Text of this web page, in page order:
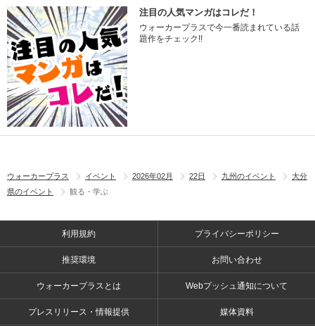
注目の人気マンガはコレだ！
ウォーカープラスで今一番読まれている話
題作をチェック!!
ウォーカープラス イベント 2026年02月 22日 九州のイベント
大分
県のイベント
観る・学ぶ
利用規約 プライバシーポリシー
推奨環境 お問い合わせ
ウォーカープラスとは Webプッシュ通知について
プレスリリース・情報提供 媒体資料